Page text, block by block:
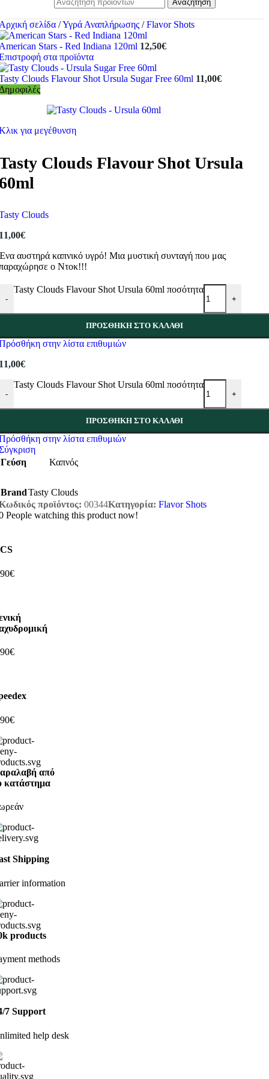
Αναζήτηση
σελίδα /Υγρά Αναπλήρωσης / Flavor Shots
Stars - Red Indiana 120ml 12,50€
στα προϊόντα
Clouds Flavour Shot Ursula Sugar Free 60ml 11,00€
για μεγέθυνση
Clouds Flavour Shot Ursula
Clouds
€
αυστηρά καπνικό υγρό! Μια μυστική συνταγή που μας
ο Ντοκ!!!
-
Tasty Clouds Flavour Shot Ursula 60ml ποσότητα
+
ΠΡΟΣΘΉΚΗ ΣΤΟ ΚΑΛΆΘΙ
στην λίστα επιθυμιών
€
-
Tasty Clouds Flavour Shot Ursula 60ml ποσότητα
+
ΠΡΟΣΘΉΚΗ ΣΤΟ ΚΑΛΆΘΙ
στην λίστα επιθυμιών
Γεύση
Καπνός
BrandTasty Clouds
προϊόντος: 00344Κατηγορία: Flavor Shots
People watching this product now!
από
κατάστημα
Shipping
information
products
methods
7 Support
help desk